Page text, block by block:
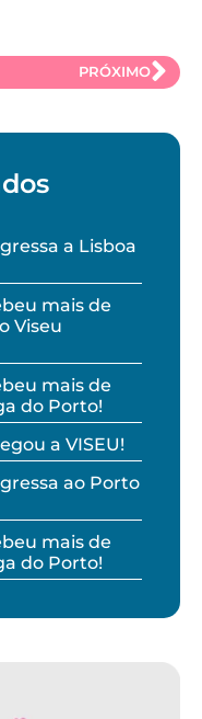
PRÓXIMO
a Lisboa
mais de
Viseu
mais de
do Porto!
a VISEU!
ao Porto
mais de
do Porto!